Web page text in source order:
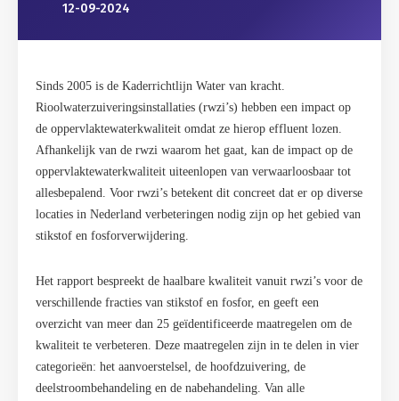
12-09-2024
Sinds 2005 is de Kaderrichtlijn Water van kracht.
Rioolwaterzuiveringsinstallaties (rwzi’s) hebben een impact op
de oppervlaktewaterkwaliteit omdat ze hierop effluent lozen.
Afhankelijk van de rwzi waarom het gaat, kan de impact op de
oppervlaktewaterkwaliteit uiteenlopen van verwaarloosbaar tot
allesbepalend. Voor rwzi’s betekent dit concreet dat er op diverse
locaties in Nederland verbeteringen nodig zijn op het gebied van
stikstof en fosforverwijdering.
Het rapport bespreekt de haalbare kwaliteit vanuit rwzi’s voor de
verschillende fracties van stikstof en fosfor, en geeft een
overzicht van meer dan 25 geïdentificeerde maatregelen om de
kwaliteit te verbeteren. Deze maatregelen zijn in te delen in vier
categorieën: het aanvoerstelsel, de hoofdzuivering, de
deelstroombehandeling en de nabehandeling. Van alle